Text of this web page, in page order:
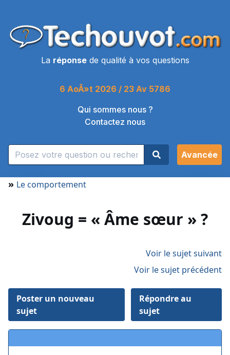
La réponsede qualité à vos questions
6 AoÃ»t 2026 / 23 Av 5786
Qui sommes nous ?
Contactez nous
Avancée
» Le comportement
Zivoug = « Âme sœur » ?
Voir le sujet suivant
Voir le sujet précédent
Poster un nouveau
sujet
Répondre au
sujet